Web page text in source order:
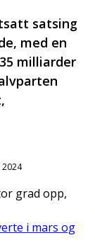
satsing
med en
milliarder
grad opp,
i mars og